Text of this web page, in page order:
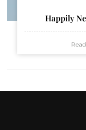
Happily